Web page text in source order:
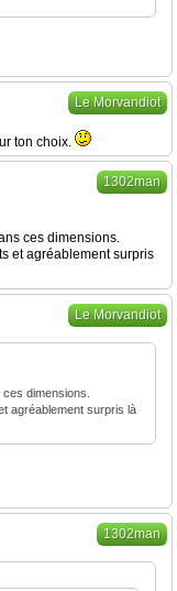
Le Morvandiot
ton choix.
1302man
ces dimensions.
et agréablement surpris
Le Morvandiot
dimensions.
agréablement surpris là
1302man